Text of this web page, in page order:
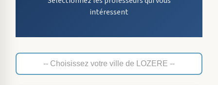
intéressent